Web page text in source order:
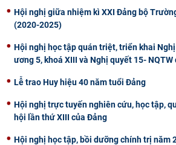
Hội nghị giữa nhiệm kì XXI Đảng bộ
(2020-2025)
Hội nghị học tập quán triệt, triển khai
ương 5, khoá XIII và Nghị quyết 15-
Lễ trao Huy hiệu 40 năm tuổi Đảng
Hội nghị trực tuyến nghiên cứu, học tập,
hội lần thứ XIII của Đảng
Hội nghị học tập, bồi dưỡng chính trị năm